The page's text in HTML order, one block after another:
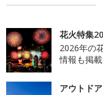
花火特集
2026年の
情報も掲載
アウトド